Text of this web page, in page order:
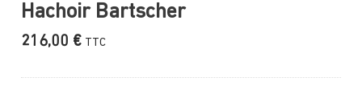
Hachoir Bartscher
216,00 € TTC